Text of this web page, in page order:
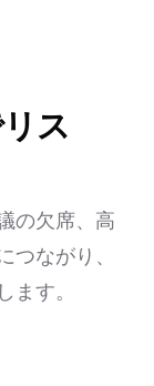
ス
の欠席、高
つながり、
ます。